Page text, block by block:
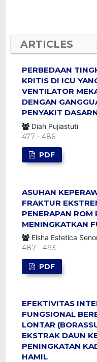
ARTICLES
PERBEDAAN
KRITIS DI ICU
VENTILATOR
DENGAN
PENYAKIT
Diah Pujiastuti
477 - 486
PDF
ASUHAN
FRAKTUR
PENERAPAN ROM
MENINGKATKAN
Elsha Estetica
487 - 493
PDF
EFEKTIVITAS
FUNGSIONAL
LONTAR
EKSTRAK DAUN
PENINGKATAN
HAMIL